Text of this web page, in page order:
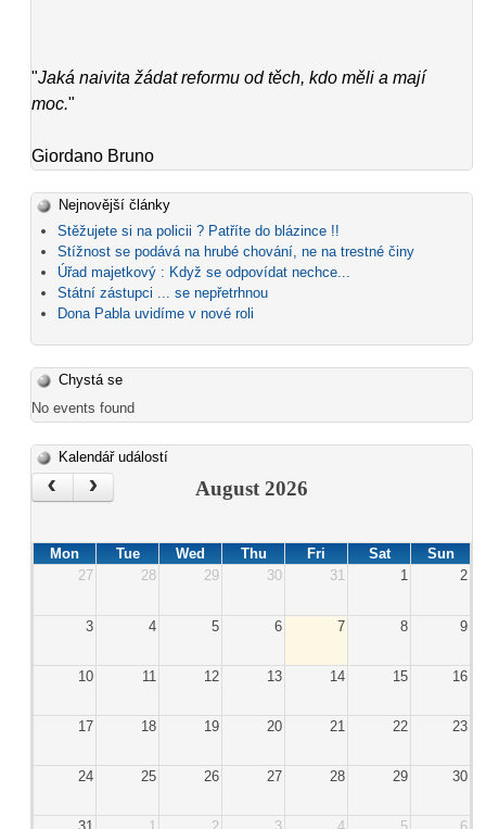
"Jaká naivita žádat reformu od těch, kdo měli a mají
moc."
Giordano Bruno
Nejnovější články
Stěžujete si na policii ? Patříte do blázince !!
Stížnost se podává na hrubé chování, ne na trestné činy
Úřad majetkový : Když se odpovídat nechce...
Státní zástupci ... se nepřetrhnou
Dona Pabla uvidíme v nové roli
Chystá se
No events found
Kalendář událostí
‹ › August 2026
Mon Tue Wed Thu Fri Sat
Sun
27
28 29 30 31 1 2
3 4 5 6 7 8 9
10 11 12 13 14 15 16
17 18 19 20 21 22 23
24 25 26 27 28 29 30
31 1 2 3 4 5 6